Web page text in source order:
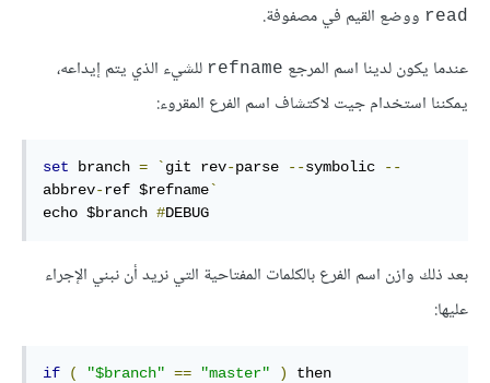
read ووضع القيم في مصفوفة.
عندما يكون لدينا اسم المرجع refname للشيء الذي يتم إيداعه،
يمكننا استخدام جيت لاكتشاف اسم الفرع المقروء:
set branch = `git rev-parse --symbolic
--
abbrev-ref $refname`
echo $branch #DEBUG
بعد ذلك وازن اسم الفرع بالكلمات المفتاحية التي نريد أن نبني الإجراء
عليها:
if ( "$branch" == "master" )
then